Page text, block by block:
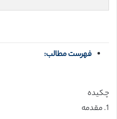
فهرست مطالب:
چکیده
1. مقدمه